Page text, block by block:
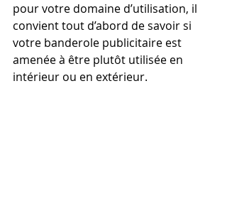
pour votre domaine d’utilisation, il
convient tout d’abord de savoir si
votre banderole publicitaire est
amenée à être plutôt utilisée en
intérieur ou en extérieur.